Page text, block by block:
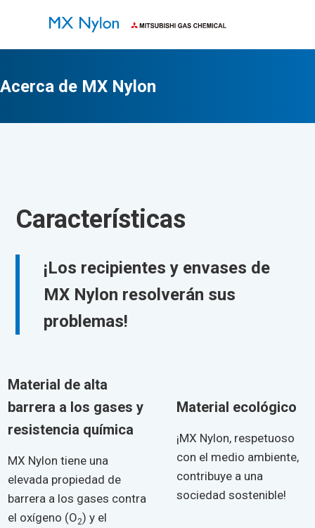
Característica
Acerca de MX Nylon
Características
¡Los recipientes y envases de
MX Nylon resolverán sus
problemas!
Material de alta
barrera a los gases y
resistencia química
MX Nylon tiene una
elevada propiedad de
barrera a los gases contra
el oxígeno (O2) y el
Material ecológico
¡MX Nylon, respetuoso
con el medio ambiente,
contribuye a una
sociedad sostenible!